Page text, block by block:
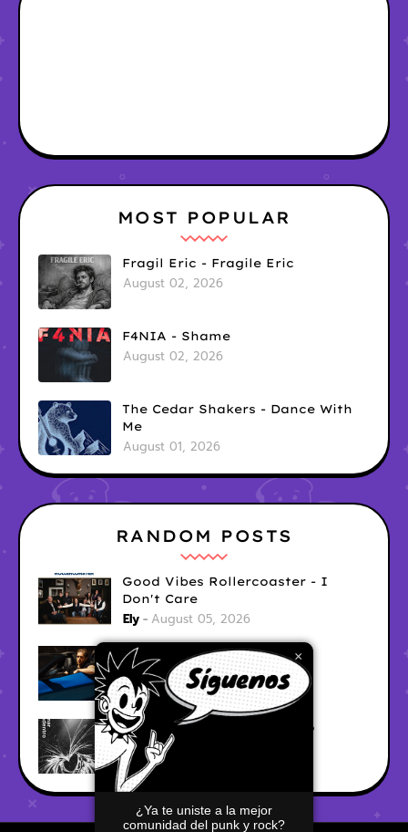
×
¿Ya te uniste a la mejor
comunidad del punk y rock?
MOST POPULAR
Fragil Eric - Fragile Eric
August 02, 2026
F4NIA - Shame
August 02, 2026
The Cedar Shakers - Dance With
Me
August 01, 2026
RANDOM POSTS
Good Vibes Rollercoaster - I
Don't Care
Ely August 05, 2026
Hyperwulf - FaceTime
Ely August 04, 2026
BARRACÜDA - Mar Adentro
Ely August 04, 2026